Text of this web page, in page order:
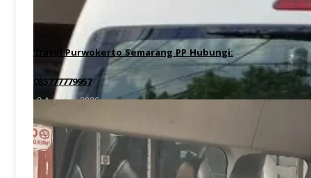
Travel Purwokerto Semarang PP Hubungi:
085777779957
8 Agustus 2026